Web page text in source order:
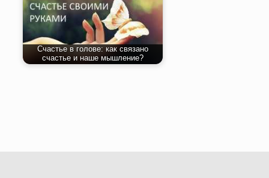
Счастье в голове: как связано
счастье и наше мышление?